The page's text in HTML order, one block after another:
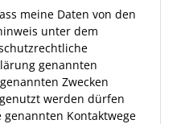
meine Daten von den
unter dem
genannten
Zwecken
werden dürfen
Kontaktwege